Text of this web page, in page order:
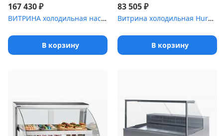
167 430₽
ВИТРИНА холодильная настольная 21000807728 [ВХН-70]
В корзину
83 505₽
Витрина холодильная Hurakan [HKN-LPD160]
В корзину